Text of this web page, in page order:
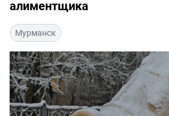
алиментщика
Мурманск